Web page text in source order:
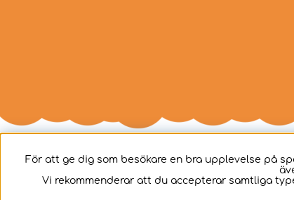
För att ge dig som besökare en bra upplevelse på
Vi rekommenderar att du accepterar samtliga